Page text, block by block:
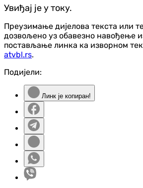
Увиђај је у току.
Преузимање дијелова текста или
дозвољено уз обавезно навођење
постављање линка ка изворном
atvbl.rs.
Подијели:
Линк је копиран!